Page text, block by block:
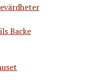
Backe